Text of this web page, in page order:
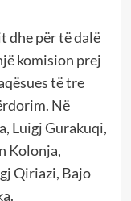
dhe për të dalë
komision prej
të tre
Në
Luigj Gurakuqi,
Kolonja,
Qiriazi, Bajo